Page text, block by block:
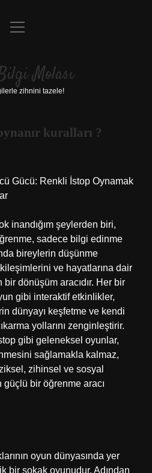
Anasayfa
Uyarı
menüyü
Molası
zihnini tazele!
kuralları ?
Gücü: Renkli İstop Oynamak
inandığım şeylerden biri,
sadece bilgi edinme
bireylerin düşünme
ve hayatlarına dair
dönüşüm aracıdır. Her bir
gibi interaktif etkinlikler,
dünyayı keşfetme ve kendi
yollarını zenginleştirir.
gibi geleneksel oyunlar,
sağlamakla kalmaz,
zihinsel ve sosyal
bir öğrenme aracı
oyun dünyasında yer
bir sokak oyunudur. Adından